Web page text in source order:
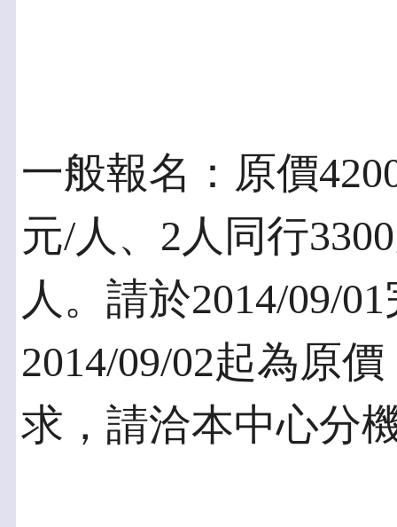
一般報名：原價
元/人、2人同行
人。請於2014/09/
2014/09/02起為原
求，請洽本中心分